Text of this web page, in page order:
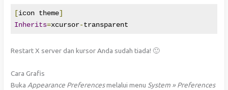
[icon theme]
Inherits=xcursor-transparent
Restart X server dan kursor Anda sudah tiada! 🙂
Cara Grafis
Buka Appearance Preferencesmelalui menu System » Preferences